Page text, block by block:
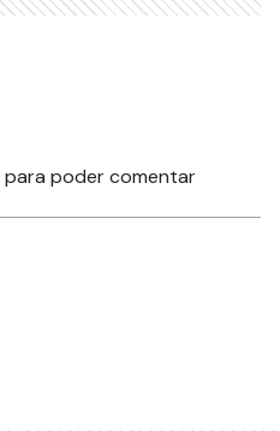
para poder comentar